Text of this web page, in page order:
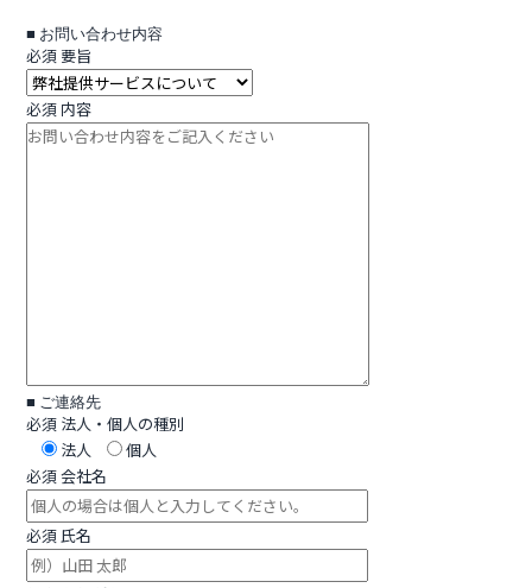
■ お問い合わせ内容
必須 要旨
必須 内容
■ ご連絡先
必須 法人・個人の種別
法人
個人
必須会社名
必須氏名